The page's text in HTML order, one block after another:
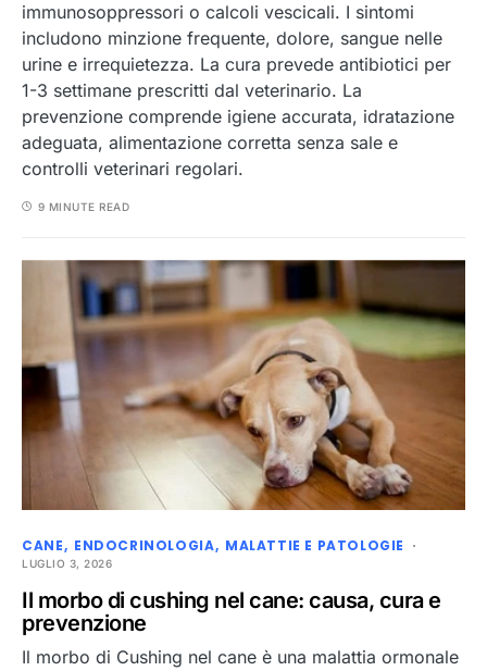
immunosoppressori o calcoli vescicali. I sintomi
includono minzione frequente, dolore, sangue nelle
urine e irrequietezza. La cura prevede antibiotici per
1-3 settimane prescritti dal veterinario. La
prevenzione comprende igiene accurata, idratazione
adeguata, alimentazione corretta senza sale e
controlli veterinari regolari.
9 MINUTE READ
CANE ENDOCRINOLOGIA MALATTIE E PATOLOGIE
LUGLIO 3, 2026
Il morbo di cushing nel cane: causa, cura e
prevenzione
Il morbo di Cushing nel cane è una malattia ormonale